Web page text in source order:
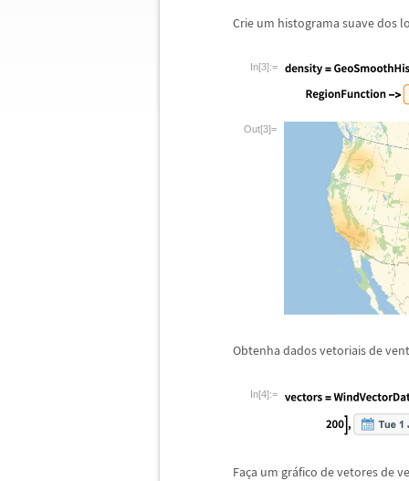
Crie um histograma suave dos
In[3]:=
Out[3]=
Obtenha dados vetoriais de
In[4]:=
Faça um gráfico de vetores de